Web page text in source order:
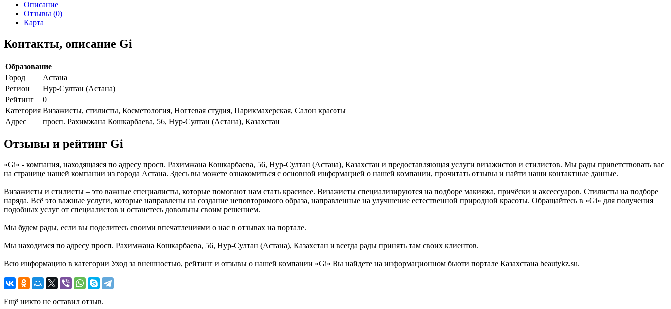
Описание
Отзывы (0)
Карта
Контакты, описание Gi
Образование
Город
Астана
Регион
Нур-Султан (Астана)
Рейтинг
0
Категория Визажисты, стилисты, Косметология, Ногтевая студия, Парикмахерская, Салон красоты
Адрес
просп. Рахимжана Кошкарбаева, 56, Нур-Султан (Астана), Казахстан
Отзывы и рейтинг Gi
«Gi» - компания, находящаяся по адресу просп. Рахимжана Кошкарбаева, 56, Нур-Султан (Астана), Казахстан и предоставляющая услуги визажистов и стилистов. Мы рады приветствовать вас
на странице нашей компании из города Астана. Здесь вы можете ознакомиться с основной информацией о нашей компании, прочитать отзывы и найти наши контактные данные.
Визажисты и стилисты – это важные специалисты, которые помогают нам стать красивее. Визажисты специализируются на подборе макияжа, причёски и аксессуаров. Стилисты на подборе
наряда. Всё это важные услуги, которые направлены на создание неповторимого образа, направленные на улучшение естественной природной красоты. Обращайтесь в «Gi» для получения
подобных услуг от специалистов и останетесь довольны своим решением.
Мы будем рады, если вы поделитесь своими впечатлениями о нас в отзывах на портале.
Мы находимся по адресу просп. Рахимжана Кошкарбаева, 56, Нур-Султан (Астана), Казахстан и всегда рады принять там своих клиентов.
Всю информацию в категории Уход за внешностью, рейтинг и отзывы о нашей компании «Gi» Вы найдете на информационном бьюти портале Казахстана beautykz.su.
Ещё никто не оставил отзыв.